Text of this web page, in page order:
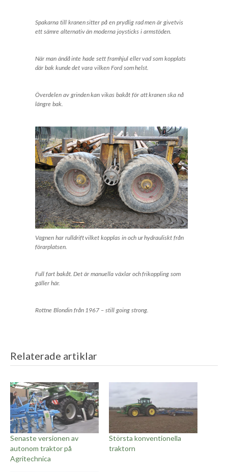
Spakarna till kranen sitter på en prydlig rad men är givetvis
ett sämre alternativ än moderna joysticks i armstöden.
När man ändå inte hade sett framhjul eller vad som kopplats
där bak kunde det vara vilken Ford som helst.
Överdelen av grinden kan vikas bakåt för att kranen ska nå
längre bak.
Vagnen har rulldrift vilket kopplas in och ur hydrauliskt från
förarplatsen.
Full fart bakåt. Det är manuella växlar och frikoppling som
gäller här.
Rottne Blondin från 1967 – still going strong.
Relaterade artiklar
Senaste versionen av
autonom traktor på
Agritechnica
Största konventionella
traktorn